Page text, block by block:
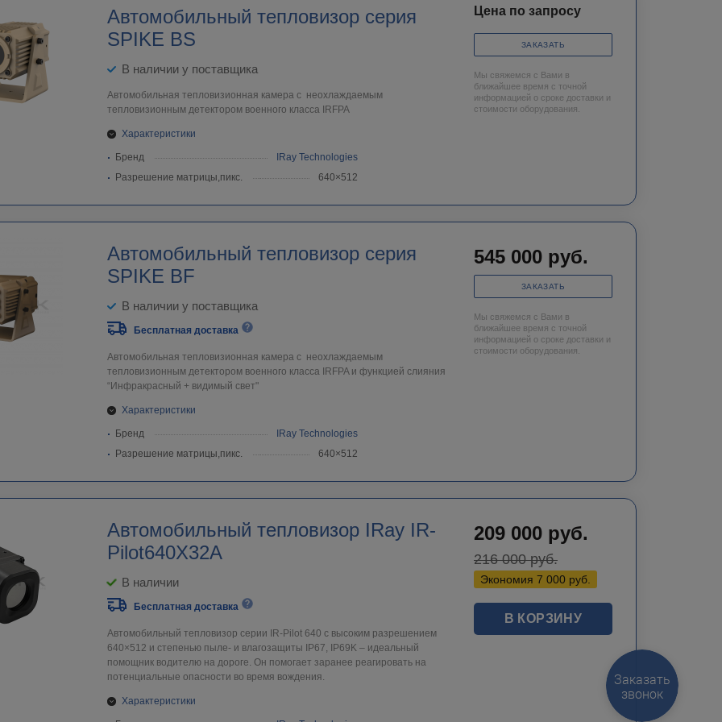
Автомобильный тепловизор серия
SPIKE BS
В наличии у поставщика
Автомобильная тепловизионная камера с неохлаждаемым
тепловизионным детектором военного класса IRFPA
Характеристики
Бренд
IRay Technologies
Разрешение матрицы,пикс.
640×512
Цена по запросу
ЗАКАЗАТЬ
Мы свяжемся с Вами в
ближайшее время с точной
информацией о сроке доставки и
стоимости оборудования.
Автомобильный тепловизор серия
SPIKE BF
В наличии у поставщика
Бесплатная доставка
Автомобильная тепловизионная камера с неохлаждаемым
тепловизионным детектором военного класса IRFPA и функцией слияния
“Инфракрасный + видимый свет"
Характеристики
Бренд
IRay Technologies
Разрешение матрицы,пикс.
640×512
545 000 руб.
ЗАКАЗАТЬ
Мы свяжемся с Вами в
ближайшее время с точной
информацией о сроке доставки и
стоимости оборудования.
Автомобильный тепловизор IRay IR-
Pilot640X32A
В наличии
Бесплатная доставка
Автомобильный тепловизор серии IR-Pilot 640 с высоким разрешением
640×512 и степенью пыле- и влагозащиты IP67, IP69K – идеальный
помощник водителю на дороге. Он помогает заранее реагировать на
потенциальные опасности во время вождения.
Характеристики
209 000 руб.
216 000руб.
Экономия 7 000 руб.
В КОРЗИНУ
Заказать
звонок